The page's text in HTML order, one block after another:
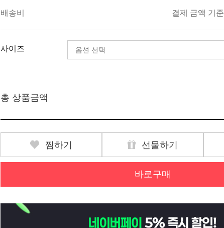
배송비 결제 금액 기
사이즈
총 상품금액
찜하기 선물하기
바로구매